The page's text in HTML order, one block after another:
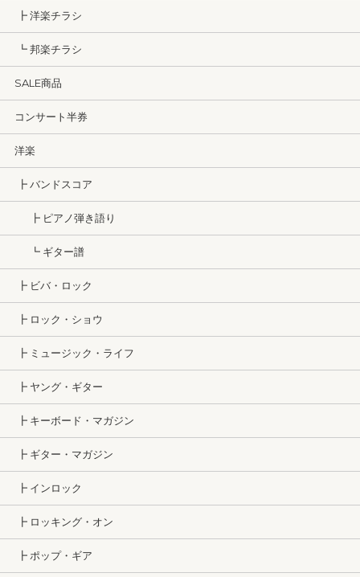
┣ 洋楽チラシ
┗ 邦楽チラシ
SALE商品
コンサート半券
洋楽
┣ バンドスコア
┣ ピアノ弾き語り
┗ ギター譜
┣ ビバ・ロック
┣ ロック・ショウ
┣ ミュージック・ライフ
┣ ヤング・ギター
┣ キーボード・マガジン
┣ ギター・マガジン
┣ インロック
┣ ロッキング・オン
┣ ポップ・ギア